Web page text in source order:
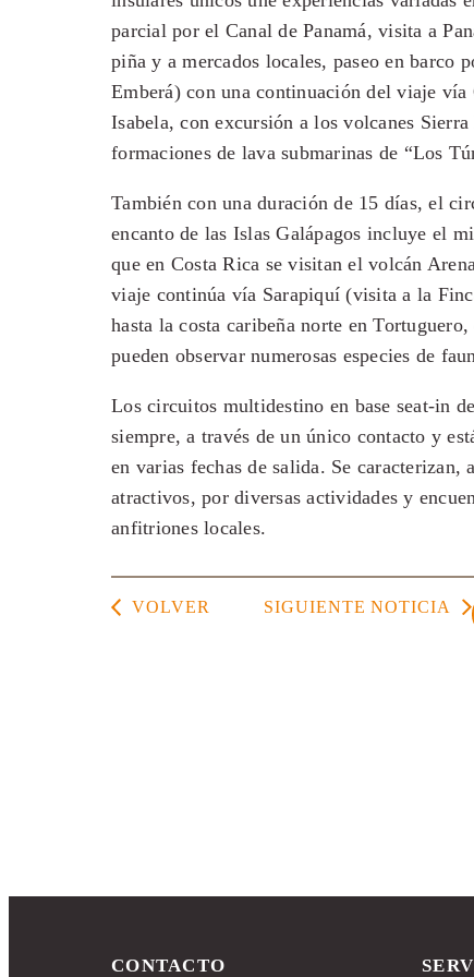
parcial por el Canal de Panamá, visita a
piña y a mercados locales, paseo en barco
Emberá) con una continuación del viaje
Isabela, con excursión a los volcanes
formaciones de lava submarinas de “Los
También con una duración de 15 días, el
encanto de las Islas Galápagos incluye el
que en Costa Rica se visitan el volcán
viaje continúa vía Sarapiquí (visita a la
hasta la costa caribeña norte en
pueden observar numerosas especies de
Los circuitos multidestino en base seat-in
siempre, a través de un único contacto y
en varias fechas de salida. Se
atractivos, por diversas actividades y
anfitriones locales.
VOLVER SIGUIENTE NOTICIA
CONTACTO